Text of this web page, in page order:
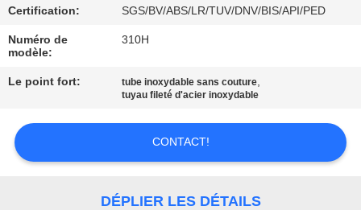
CONTACTEZ-
NOUS
DES
NOUVELLES
CAS
Certification: SGS/BV/ABS/LR/TUV/DNV/BIS/API/PED
Numéro de
modèle:
310H
Le point fort: tube inoxydable sans couture,
tuyau fileté d'acier inoxydable
CONTACT!
DÉPLIER LES DÉTAILS